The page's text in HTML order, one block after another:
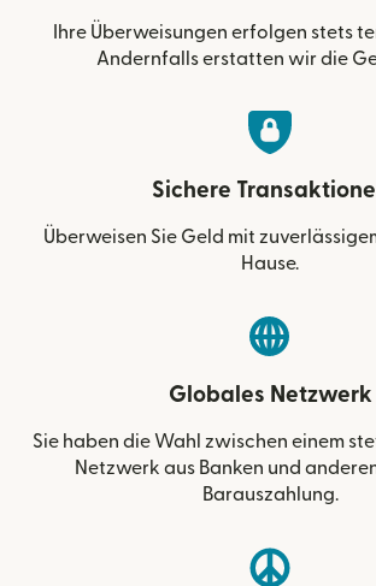
Ihre Überweisungen erfolgen stets
Andernfalls erstatten wir die
Sichere
Überweisen Sie Geld mit
Hause.
Globales Netzwerk
Sie haben die Wahl zwischen einem
Netzwerk aus Banken und
Barauszahlung.